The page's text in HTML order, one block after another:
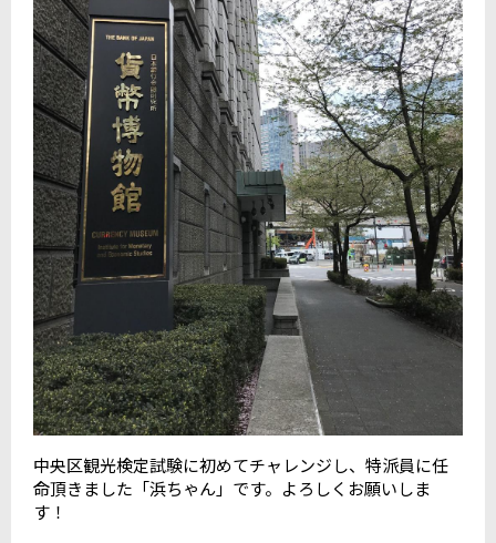
中央区観光検定試験に初めてチャレンジし、特派員に任
命頂きました「浜ちゃん」です。よろしくお願いしま
す！